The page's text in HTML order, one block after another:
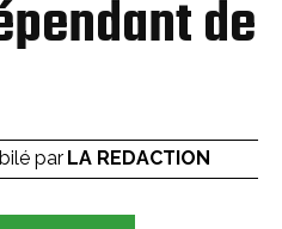
de
par LA REDACTION